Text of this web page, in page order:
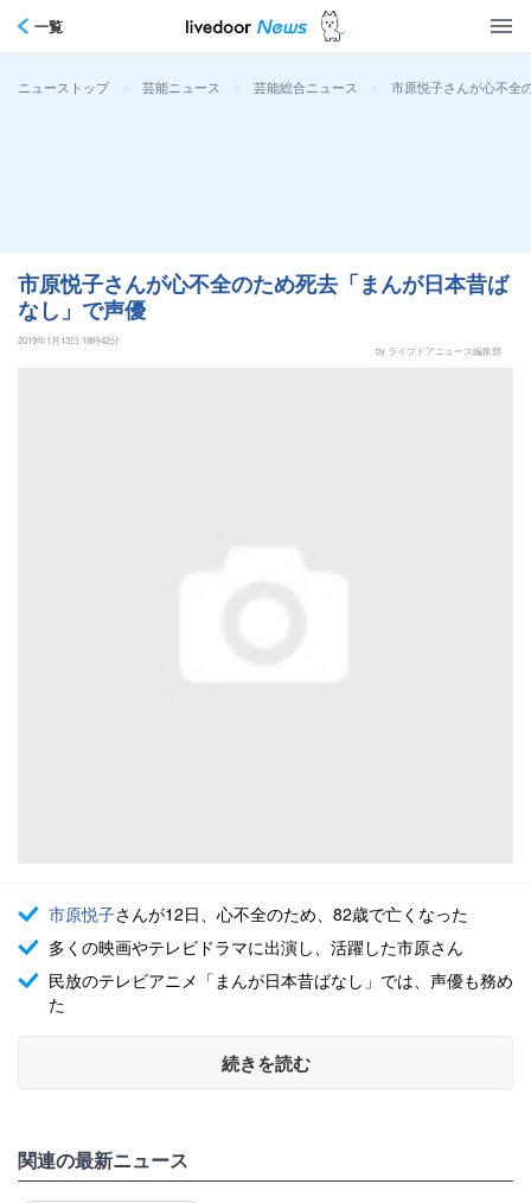
一覧
ニューストップ > 芸能ニュース > 芸能総合ニュース > 市原悦子さんが心不全
市原悦子さんが心不全のため死去「まんが日本昔ば
なし」で声優
2019年1月13日 18時42分
by ライブドアニュース編集部
市原悦子さんが12日、心不全のため、82歳で亡くなった
多くの映画やテレビドラマに出演し、活躍した市原さん
民放のテレビアニメ「まんが日本昔ばなし」では、声優も務め
た
続きを読む
関連の最新ニュース